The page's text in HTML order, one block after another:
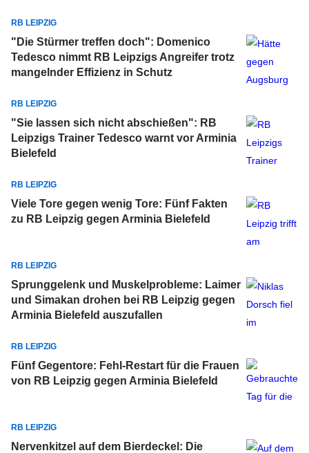
RB LEIPZIG
"Die Stürmer treffen doch": Domenico
Tedesco nimmt RB Leipzigs Angreifer trotz
mangelnder Effizienz in Schutz
RB LEIPZIG
"Sie lassen sich nicht abschießen": RB
Leipzigs Trainer Tedesco warnt vor Arminia
Bielefeld
RB LEIPZIG
Viele Tore gegen wenig Tore: Fünf Fakten
zu RB Leipzig gegen Arminia Bielefeld
RB LEIPZIG
Sprunggelenk und Muskelprobleme: Laimer
und Simakan drohen bei RB Leipzig gegen
Arminia Bielefeld auszufallen
RB LEIPZIG
Fünf Gegentore: Fehl-Restart für die Frauen
von RB Leipzig gegen Arminia Bielefeld
RB LEIPZIG
Nervenkitzel auf dem Bierdeckel: Die